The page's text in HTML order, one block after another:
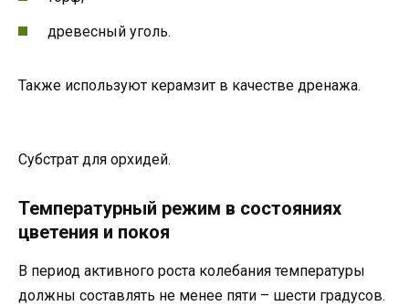
древесный уголь.
Также используют керамзит в качестве дренажа.
Субстрат для орхидей.
Температурный режим в состояниях
цветения и покоя
В период активного роста колебания температуры
должны составлять не менее пяти – шести градусов.